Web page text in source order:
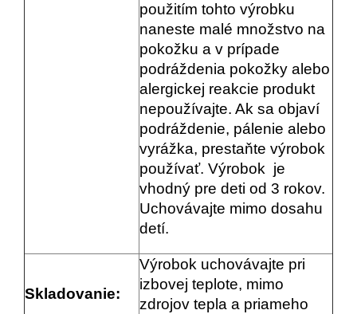
použitím tohto výrobku
naneste malé množstvo na
pokožku a v prípade
podráždenia pokožky alebo
alergickej reakcie produkt
nepoužívajte. Ak sa objaví
podráždenie, pálenie alebo
vyrážka, prestaňte výrobok
používať. Výrobok je
vhodný pre deti od 3 rokov.
Uchovávajte mimo dosahu
detí.
Skladovanie:
Výrobok uchovávajte pri
izbovej teplote, mimo
zdrojov tepla a priameho